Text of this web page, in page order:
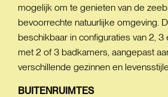
mogelijk om te genieten van de
bevoorrechte natuurlijke omgeving.
beschikbaar in configuraties van 2, 3
met 2 of 3 badkamers, aangepast
verschillende gezinnen en
BUITENRUIMTES